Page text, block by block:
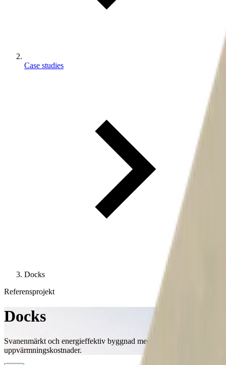
Case studies
Docks
Referensprojekt
Docks
Svanenmärkt och energieffektiv byggnad med låga
uppvärmningskostnader.